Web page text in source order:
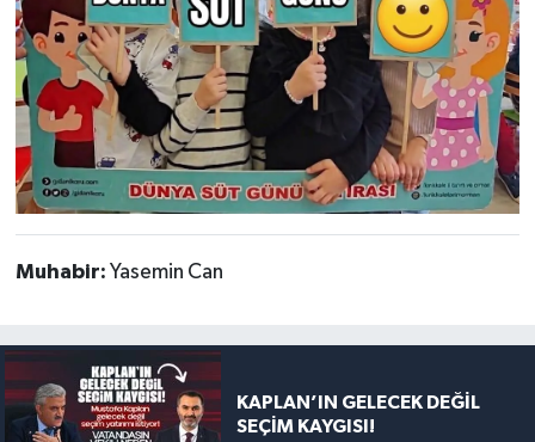
Muhabir: Yasemin Can
KAPLAN’IN GELECEK DEĞİL
SEÇİM KAYGISI!